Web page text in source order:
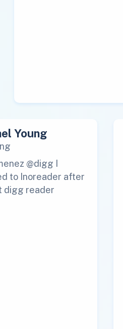
Young
@digg I
to Inoreader after
digg reader